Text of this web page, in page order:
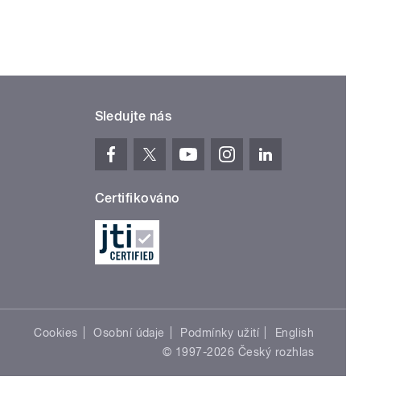
Sledujte nás
Certifikováno
Cookies Osobní údaje Podmínky užití
English
© 1997-2026 Český rozhlas